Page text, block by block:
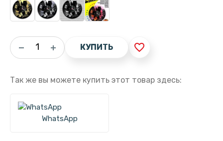
КУПИТЬ favorite_border
Так же вы можете купить этот товар здесь:
WhatsApp